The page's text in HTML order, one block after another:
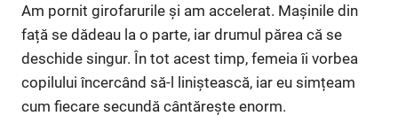
Am pornit girofarurile și am accelerat. Mașinile din
față se dădeau la o parte, iar drumul părea că se
deschide singur. În tot acest timp, femeia îi vorbea
copilului încercând să-l liniștească, iar eu simțeam
cum fiecare secundă cântărește enorm.